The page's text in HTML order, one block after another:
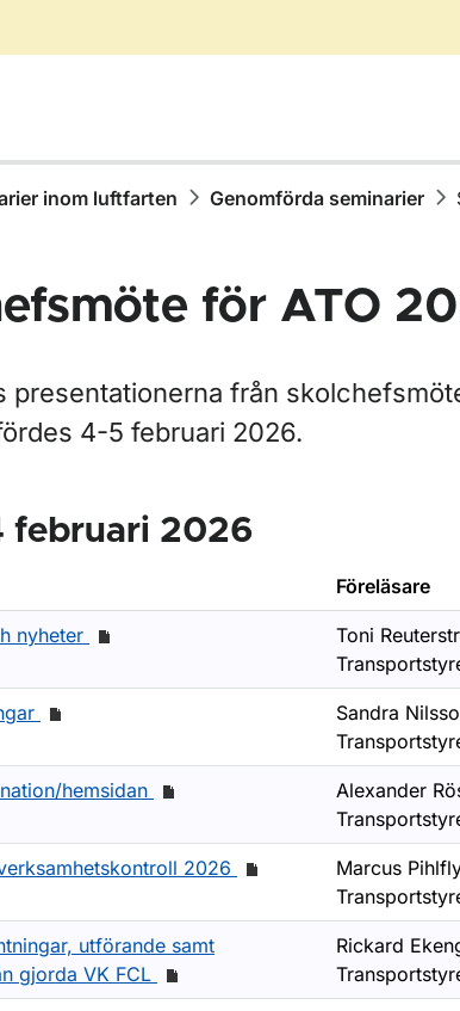
inom luftfarten Genomförda seminarier
från Transportstyrelsen om luftfart (MFL)
inom luftfarten
seminarier
för ATO
presentationerna från
4-5 februari 2026.
februari 2026
Föreläsare
nyheter
Toni
Sandra
hemsidan
Alexander
2026
Marcus
utförande samt
gjorda VK FCL
Rickard